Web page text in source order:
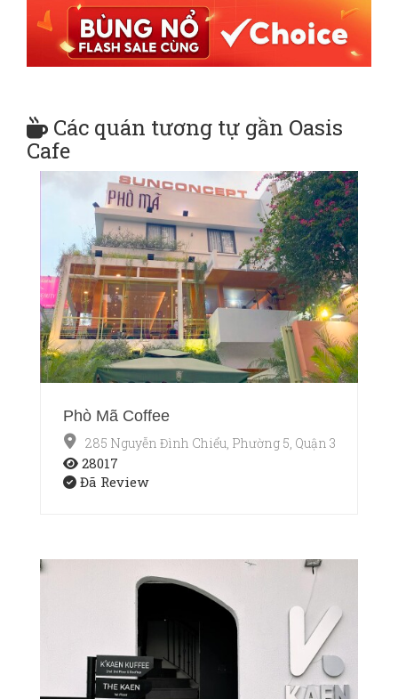
Các quán tương tự gần Oasis
Cafe
Phò Mã Coffee
285 Nguyễn Đình Chiểu, Phường 5, Quận 3, Thành
28017
Đã Review